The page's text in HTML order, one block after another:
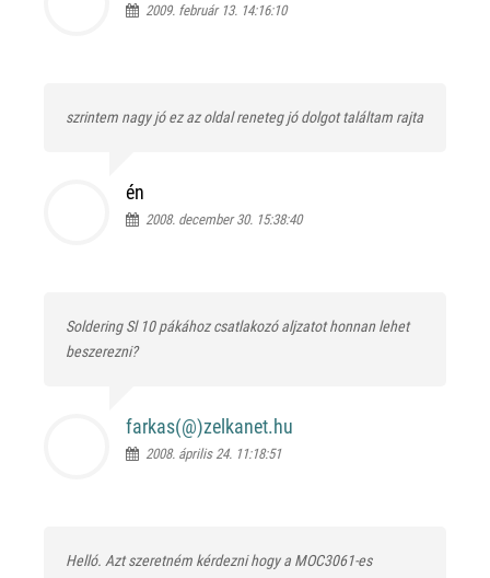
2009. február 13. 14:16:10
szrintem nagy jó ez az oldal reneteg jó dolgot találtam rajta
én
2008. december 30. 15:38:40
Soldering Sl 10 pákához csatlakozó aljzatot honnan lehet
beszerezni?
farkas(@)zelkanet.hu
2008. április 24. 11:18:51
Helló. Azt szeretném kérdezni hogy a MOC3061-es